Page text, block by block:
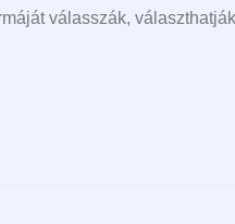
válasszák,